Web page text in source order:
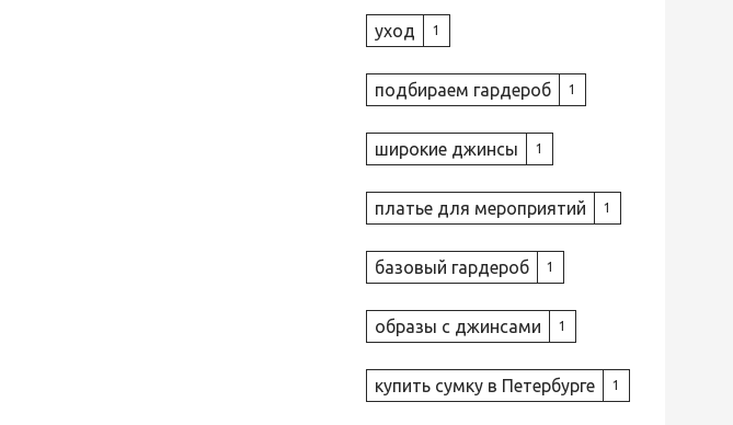
уход 1
подбираем гардероб 1
широкие джинсы 1
платье для мероприятий 1
базовый гардероб 1
образы с джинсами 1
купить сумку в Петербурге 1